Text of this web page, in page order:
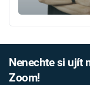
Nenechte si ujít
Zoom!